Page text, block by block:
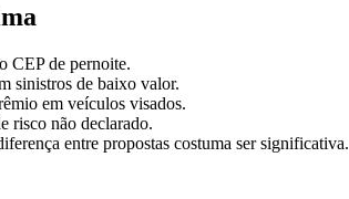
CEP de pernoite.
sinistros de baixo valor.
em veículos visados.
risco não declarado.
entre propostas costuma ser significativa.